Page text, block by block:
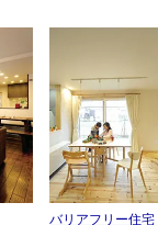
バリアフリー住宅